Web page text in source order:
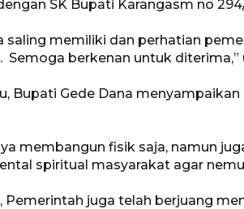
SK Bupati Karangasm no
saling memiliki dan perhatian
Semoga berkenan untuk diterima,”
Bupati Gede Dana
membangun fisik saja, namun
spiritual masyarakat agar
Pemerintah juga telah berjuang